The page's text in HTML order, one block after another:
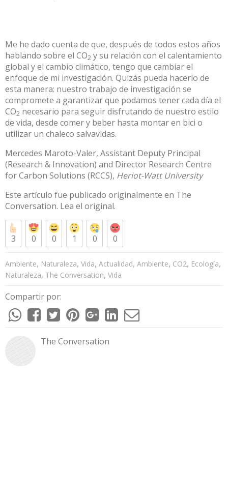
Me he dado cuenta de que, después de todos estos años
hablando sobre el CO2 y su relación con el calentamiento
global y el cambio climático, tengo que cambiar el
enfoque de mi investigación. Quizás pueda hacerlo de
esta manera: nuestro trabajo de investigación se
compromete a garantizar que podamos tener cada día el
CO2 necesario para seguir disfrutando de nuestro estilo
de vida, desde comer y beber hasta montar en bici o
utilizar un chaleco salvavidas.
Mercedes Maroto-Valer, Assistant Deputy Principal
(Research & Innovation) and Director Research Centre
for Carbon Solutions (RCCS), Heriot-Watt University
Este artículo fue publicado originalmente en The
Conversation. Lea el original.
3 0 0 1 0 0
Ambiente, Naturaleza, Vida, Actualidad, Ambiente, CO2, Ecología,
Naturaleza, The Conversation, Vida
Compartir por:
The Conversation